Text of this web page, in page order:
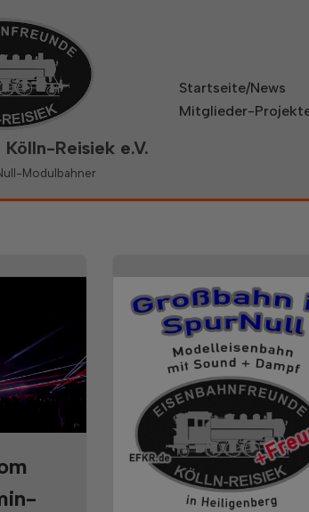
Reisiek e.V.
Modulbahner
Startseite/News
Mitglieder-